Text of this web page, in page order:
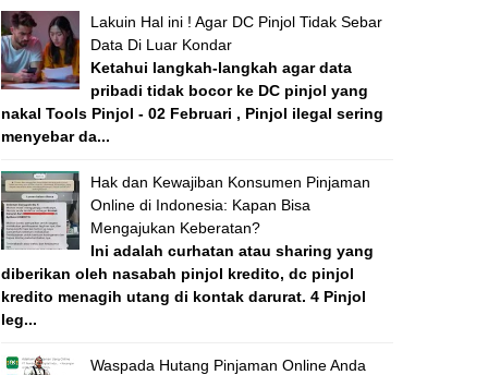
Lakuin Hal ini ! Agar DC Pinjol Tidak Sebar
Data Di Luar Kondar
Ketahui langkah-langkah agar data
pribadi tidak bocor ke DC pinjol yang
nakal Tools Pinjol - 02 Februari , Pinjol ilegal sering
menyebar da...
Hak dan Kewajiban Konsumen Pinjaman
Online di Indonesia: Kapan Bisa
Mengajukan Keberatan?
Ini adalah curhatan atau sharing yang
diberikan oleh nasabah pinjol kredito, dc pinjol
kredito menagih utang di kontak darurat. 4 Pinjol
leg...
Waspada Hutang Pinjaman Online Anda